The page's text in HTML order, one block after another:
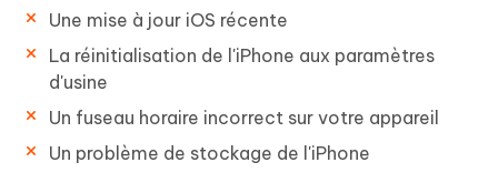
Une mise à jour iOS récente
La réinitialisation de l'iPhone aux paramètres
d'usine
Un fuseau horaire incorrect sur votre appareil
Un problème de stockage de l'iPhone